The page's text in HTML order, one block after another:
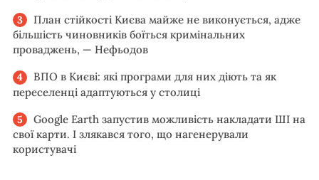
План стійкості Києва майже не виконується, адже
більшість чиновників боїться кримінальних
проваджень, — Нефьодов
ВПО в Києві: які програми для них діють та як
переселенці адаптуються у столиці
Google Earth запустив можливість накладати ШІ на
свої карти. І злякався того, що нагенерували
користувачі